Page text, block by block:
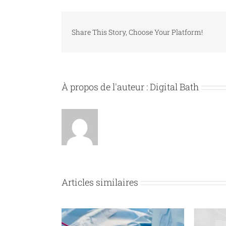
Share This Story, Choose Your Platform!
À propos de l'auteur :Digital Bath
Articles similaires